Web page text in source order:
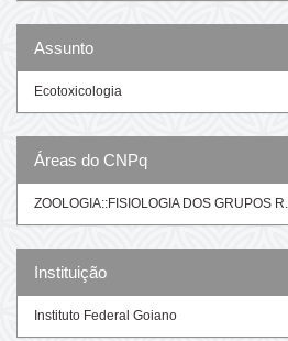
Assunto
Ecotoxicologia
Áreas do CNPq
ZOOLOGIA::FISIOLOGIA DOS GRUPOS R...
Instituição
Instituto Federal Goiano